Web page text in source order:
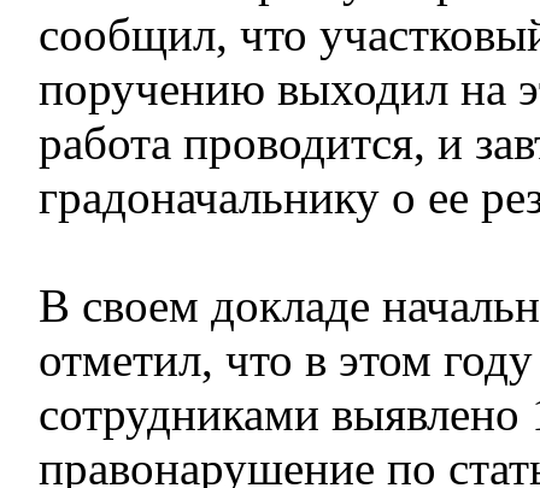
сообщил, что
поручению выходил на
работа проводится, и
градоначальнику о ее
В своем докладе
отметил, что в этом году
сотрудниками выявлено
правонарушение по